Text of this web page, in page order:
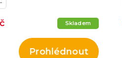
Skladem
Prohlédnout